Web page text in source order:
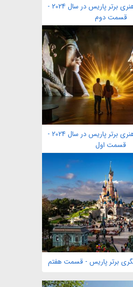
نمایشگاه های هنری برتر پاریس در سال 2024 -
قسمت دوم
نمایشگاه های هنری برتر پاریس در سال 2024 -
قسمت اول